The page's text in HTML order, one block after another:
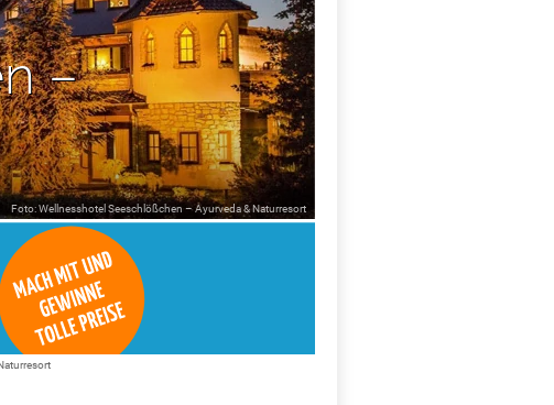
–
Foto: Wellnesshotel Seeschlößchen – Ayurveda & Naturresort